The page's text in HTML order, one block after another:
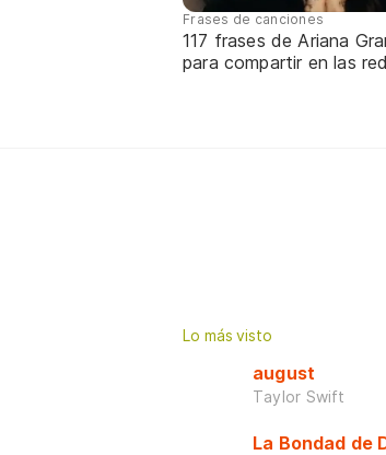
Frases de canciones
117 frases de Ariana
para compartir en las
Lo más visto
august
Taylor Swift
La Bondad de